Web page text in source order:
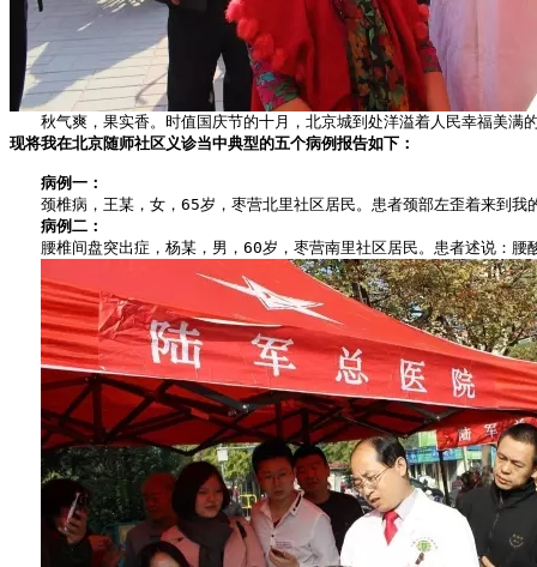
秋气爽，果实香。时值国庆节的十月，北京城到处洋溢着人民幸福美满
现将我在北京随师社区义诊当中典型的五个病例报告如下：
病例一：
颈椎病，王某，女，65岁，枣营北里社区居民。患者颈部左歪着来到我
病例二：
腰椎间盘突出症，杨某，男，60岁，枣营南里社区居民。患者述说：腰